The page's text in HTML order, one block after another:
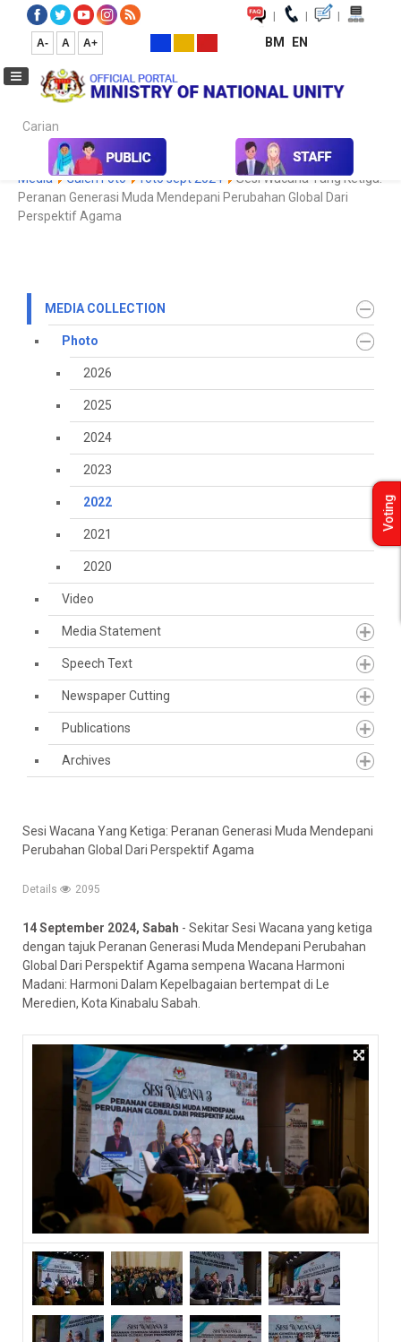
| | |
A- A A+ BM EN
Carian...
Media Media Collection Photo 2022
Koleksi
Media
Galeri Foto foto sept 2024
Sesi Wacana Yang Ketiga:
Peranan Generasi Muda Mendepani Perubahan Global Dari
Perspektif Agama
MEDIA COLLECTION
Photo
2026
2025
2024
2023
2022
2021
2020
Video
Media Statement
Speech Text
Newspaper Cutting
Publications
Archives
Sesi Wacana Yang Ketiga: Peranan Generasi Muda Mendepani
Perubahan Global Dari Perspektif Agama
Details 2095
14 September 2024, Sabah - Sekitar Sesi Wacana yang ketiga
dengan tajuk Peranan Generasi Muda Mendepani Perubahan
Global Dari Perspektif Agama sempena Wacana Harmoni
Madani: Harmoni Dalam Kepelbagaian bertempat di Le
Meredien, Kota Kinabalu Sabah.
Voting